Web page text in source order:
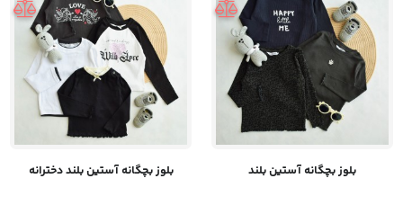
بلوز بچگانه آستین بلند بلوز بچگانه آستین بلند دخترانه